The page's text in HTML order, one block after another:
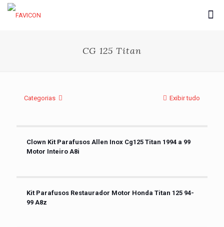
CG 125 Titan
Categorias Exibir tudo
Clown Kit Parafusos Allen Inox Cg125 Titan 1994 a 99
Motor Inteiro A8i
Kit Parafusos Restaurador Motor Honda Titan 125 94-
99 A8z